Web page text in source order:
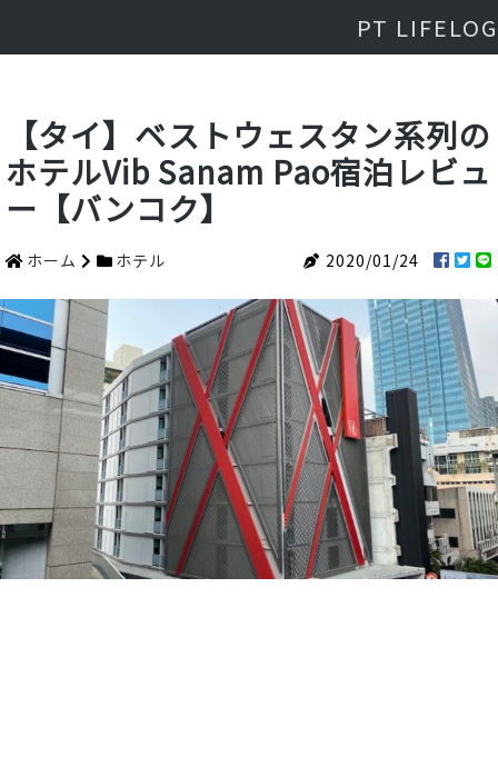
PT LIFELOG
【タイ】ベストウェスタン系列の
ホテルVib Sanam Pao宿泊レビュ
ー【バンコク】
ホーム ホテル 2020/01/24